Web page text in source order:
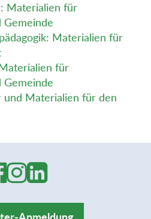
Materialien für
Gemeinde
Materialien für
für
Gemeinde
und Materialien für den